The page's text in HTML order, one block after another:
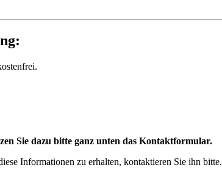
Sie dazu bitte ganz unten das Kontaktformular.
Informationen zu erhalten, kontaktieren Sie ihn bitte.